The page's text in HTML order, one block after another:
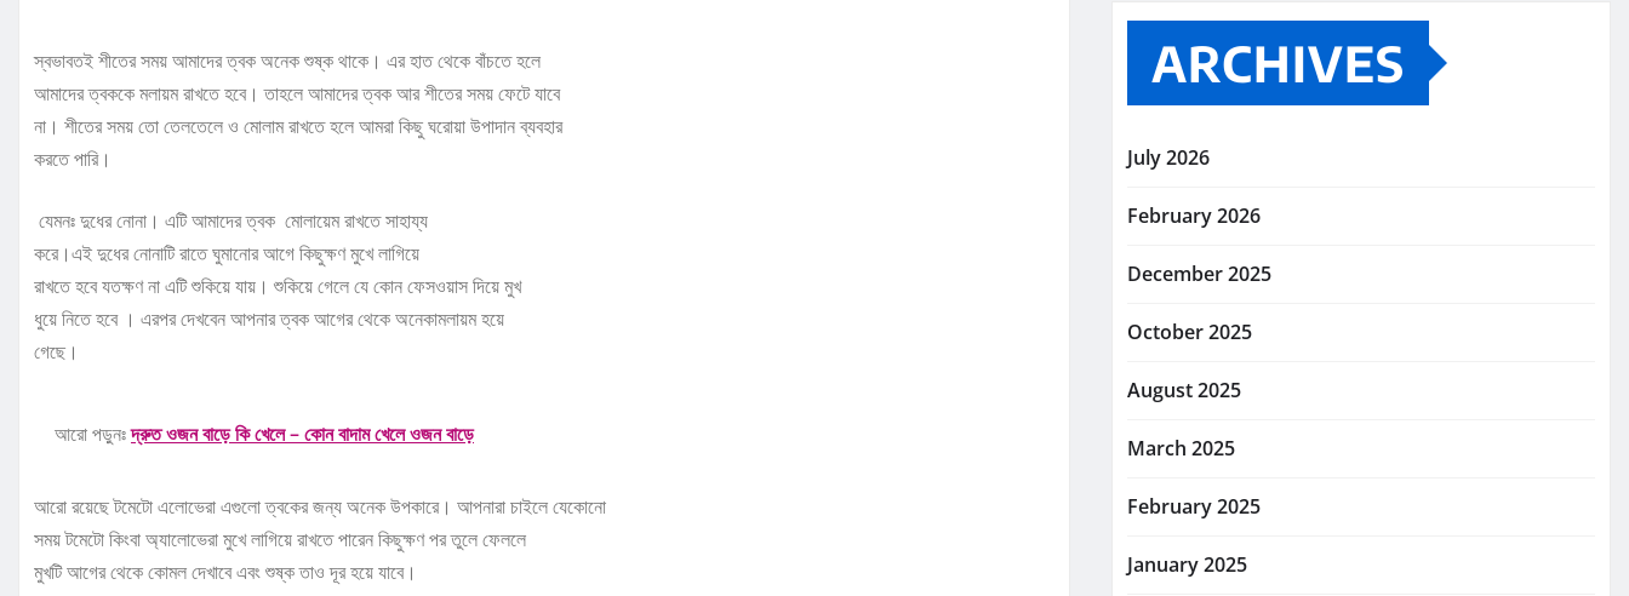
স্বভাবতই শীতের সময় আমাদের ত্বক অনেক শুষ্ক থাকে। এর হাত থেকে বাঁচতে হলে
আমাদের ত্বককে মলায়ম রাখতে হবে। তাহলে আমাদের ত্বক আর শীতের সময় ফেটে যাবে
না। শীতের সময় তো তেলতেলে ও মোলাম রাখতে হলে আমরা কিছু ঘরোয়া উপাদান ব্যবহার
করতে পারি।
যেমনঃ দুধের নোনা। এটি আমাদের ত্বক মোলায়েম রাখতে সাহায্য
করে।এই দুধের নোনাটি রাতে ঘুমানোর আগে কিছুক্ষণ মুখে লাগিয়ে
রাখতে হবে যতক্ষণ না এটি শুকিয়ে যায়। শুকিয়ে গেলে যে কোন ফেসওয়াস দিয়ে মুখ
ধুয়ে নিতে হবে । এরপর দেখবেন আপনার ত্বক আগের থেকে অনেকামলায়ম হয়ে
গেছে।
আরো পড়ুনঃদ্রুত ওজন বাড়ে কি খেলে – কোন বাদাম খেলে ওজন বাড়ে
আরো রয়েছে টমেটো এলোভেরা এগুলো ত্বকের জন্য অনেক উপকারে। আপনারা চাইলে যেকোনো
সময় টমেটো কিংবা অ্যালোভেরা মুখে লাগিয়ে রাখতে পারেন কিছুক্ষণ পর তুলে ফেললে
মুখটি আগের থেকে কোমল দেখাবে এবং শুষ্ক তাও দূর হয়ে যাবে।
ARCHIVES
July 2026
February 2026
December 2025
October 2025
August 2025
March 2025
February 2025
January 2025